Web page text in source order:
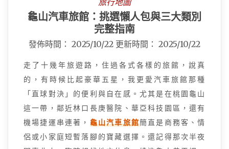
龜山汽車旅館：挑選懶人包與三大類別
完整指南
發佈時間： 2025/10/22 更新時間： 2025/10/22
走了十幾年旅遊路，住過各式各樣的旅館，說真
的，有時候比起豪華五星，我更愛汽車旅館那種
「直球對決」的便利與自在感。尤其是在桃園龜山
這一帶，鄰近林口長庚醫院、華亞科技園區，還有
機場捷運串連著， 龜山汽車旅館簡直是商務客、情
侶或小家庭短暫落腳的寶藏選擇。還記得那次半夜